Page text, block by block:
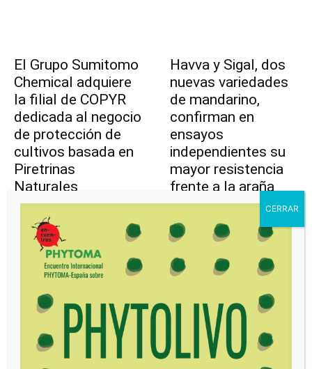
El Grupo Sumitomo
Chemical adquiere
la filial de COPYR
dedicada al negocio
de protección de
cultivos basada en
Piretrinas
Naturales
Editorial - agosto 7, 2026 0
Leer más
Havva y Sigal, dos
nuevas variedades
de mandarino,
confirman en
ensayos
independientes su
mayor resistencia
frente a la araña
roja
Editorial agosto 4, 2026